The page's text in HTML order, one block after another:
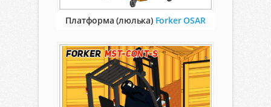
Платформа (люлька) Forker OSAR